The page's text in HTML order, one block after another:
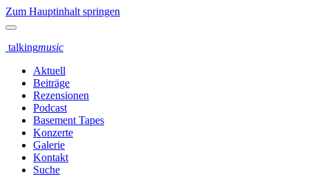
Zum Hauptinhalt springen
talkingmusic
Aktuell
Beiträge
Rezensionen
Podcast
Basement Tapes
Konzerte
Galerie
Kontakt
Suche